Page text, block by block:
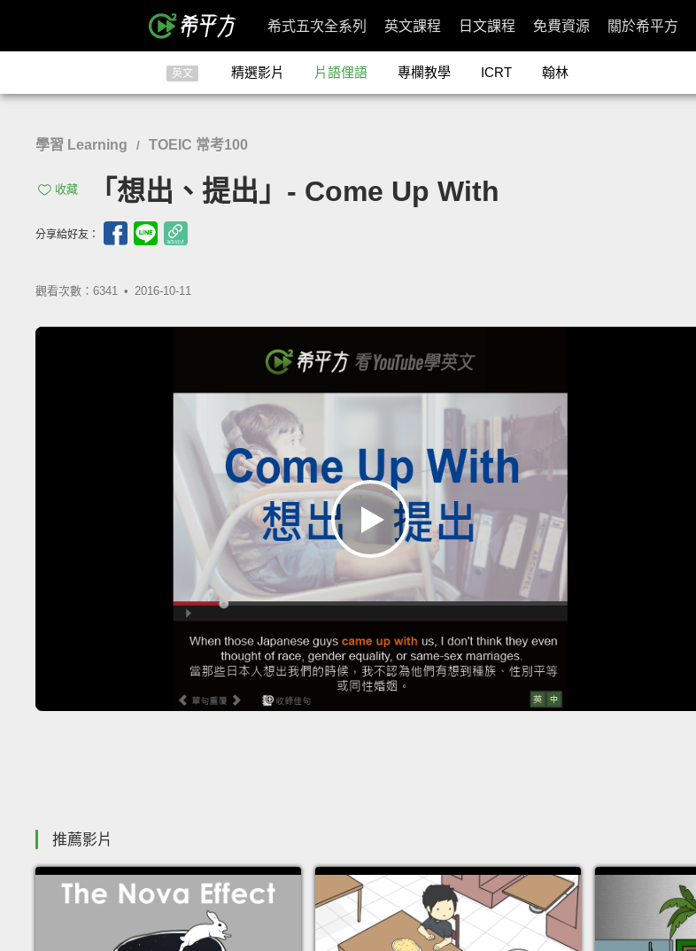
希式五次全系列 英文課程 日文課程 免費資源 關於希平方
英文 精選影片 片語俚語 專欄教學 ICRT 翰林
學習 Learning / TOEIC 常考100
收藏 「想出、提出」- Come Up With
分享給好友：
觀看次數：6341 • 2016-10-11
推薦影片